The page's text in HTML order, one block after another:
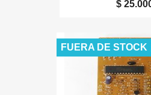
$
FUERA DE STOCK